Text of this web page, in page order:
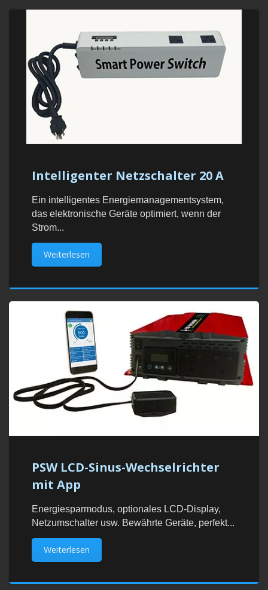
Intelligenter Netzschalter 20 A
Ein intelligentes Energiemanagementsystem,
das elektronische Geräte optimiert, wenn der
Strom...
Weiterlesen
PSW LCD-Sinus-Wechselrichter
mit App
Energiesparmodus, optionales LCD-Display,
Netzumschalter usw. Bewährte Geräte, perfekt...
Weiterlesen